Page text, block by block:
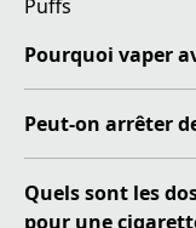
Puffs
Pourquoi vaper
Peut-on arrêter
Quels sont les
pour une